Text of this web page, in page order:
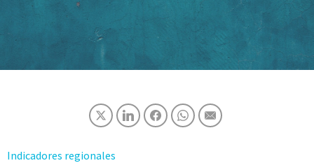
Indicadores regionales